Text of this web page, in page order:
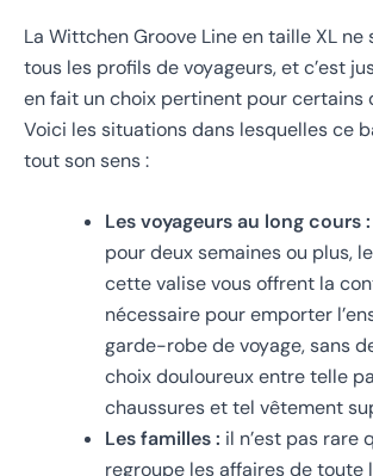
La Wittchen Groove Line en taille XL ne
tous les profils de voyageurs, et c’est
en fait un choix pertinent pour certains
Voici les situations dans lesquelles ce
tout son sens :
Les voyageurs au long cours :
pour deux semaines ou plus,
cette valise vous offrent la
nécessaire pour emporter
garde-robe de voyage, sans
choix douloureux entre telle
chaussures et tel vêtement
Les familles : il n’est pas rare
regroupe les affaires de toute